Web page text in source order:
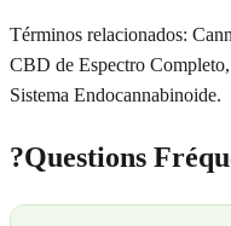
Términos relacionados:
CBD de Espectro
Sistema Endocannabinoide.
?Questions